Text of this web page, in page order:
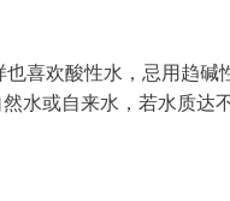
喜欢酸性水，忌用趋碱
水或自来水，若水质达